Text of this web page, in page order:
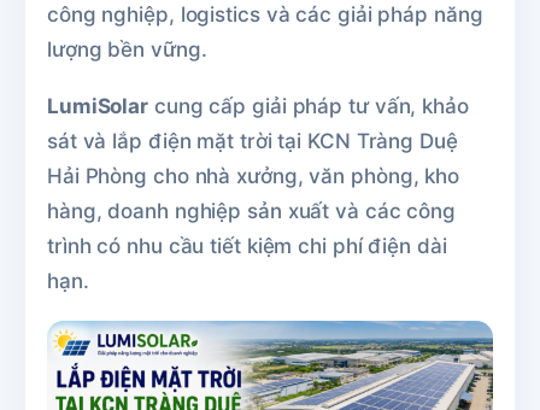
công nghiệp, logistics và các giải pháp năng
lượng bền vững.
LumiSolar cung cấp giải pháp tư vấn, khảo
sát và lắp điện mặt trời tại KCN Tràng Duệ
Hải Phòng cho nhà xưởng, văn phòng, kho
hàng, doanh nghiệp sản xuất và các công
trình có nhu cầu tiết kiệm chi phí điện dài
hạn.